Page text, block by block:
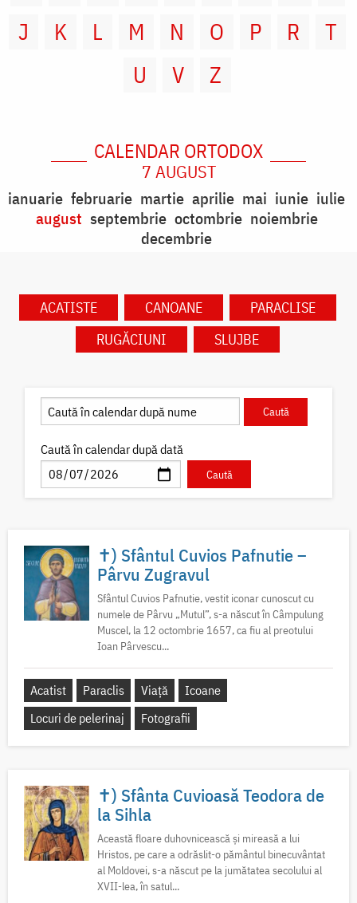
J
K L M N O P R
T
U
V Z
CALENDAR ORTODOX
7 AUGUST
ianuarie februarie martie aprilie mai iunie iulie
august septembrie octombrie noiembrie
decembrie
ACATISTE CANOANE
PARACLISE
RUGĂCIUNI
SLUJBE
Caută în calendar după dată
✝) Sfântul Cuvios Pafnutie –
Pârvu Zugravul
Sfântul Cuvios Pafnutie, vestit iconar cunoscut cu
numele de Pârvu „Mutul”, s-a născut în Câmpulung
Muscel, la 12 octombrie 1657, ca fiu al preotului
Ioan Pârvescu...
Acatist Paraclis Viață
Icoane
Locuri de pelerinaj
Fotografii
✝) Sfânta Cuvioasă Teodora de
la Sihla
Această floare duhovnicească și mireasă a lui
Hristos, pe care a odrăslit-o pământul binecuvântat
al Moldovei, s-a născut pe la jumătatea secolului al
XVII-lea, în satul...